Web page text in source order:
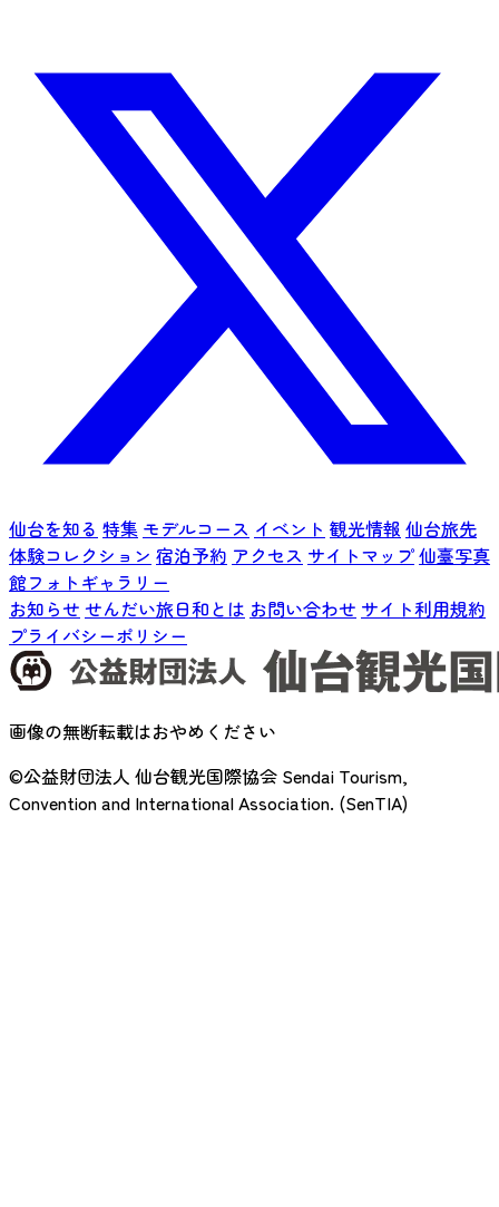
仙台を知る 特集 モデルコース イベント 観光情報 仙台旅先
体験コレクション 宿泊予約 アクセス サイトマップ仙臺写真
館フォトギャラリー
お知らせ せんだい旅日和とは お問い合わせ サイト利用規約
プライバシーポリシー
画像の無断転載はおやめください
©公益財団法人 仙台観光国際協会 Sendai Tourism,
Convention and International Association. (SenTIA)